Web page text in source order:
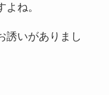
ね。
誘いがありまし